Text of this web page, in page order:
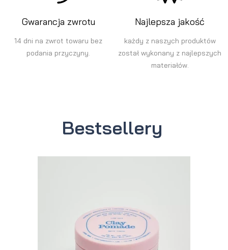
Gwarancja zwrotu
14 dni na zwrot towaru bez
podania przyczyny.
Najlepsza jakość
każdy z naszych produktów
został wykonany z najlepszych
materiałów.
Bestsellery